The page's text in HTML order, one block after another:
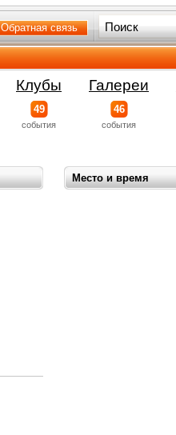
Обратная связь
Клубы
49
события
Галереи
46
события
Место и время